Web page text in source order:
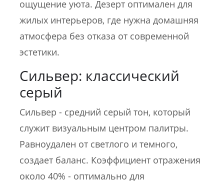
ощущение уюта. Дезерт оптимален для
жилых интерьеров, где нужна домашняя
атмосфера без отказа от современной
эстетики.
Сильвер: классический
серый
Сильвер - средний серый тон, который
служит визуальным центром палитры.
Равноудален от светлого и темного,
создает баланс. Коэффициент отражения
около 40% - оптимально для